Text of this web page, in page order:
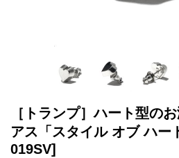
［トランプ］ハート型の
アス「スタイル オブ ハー
019SV]